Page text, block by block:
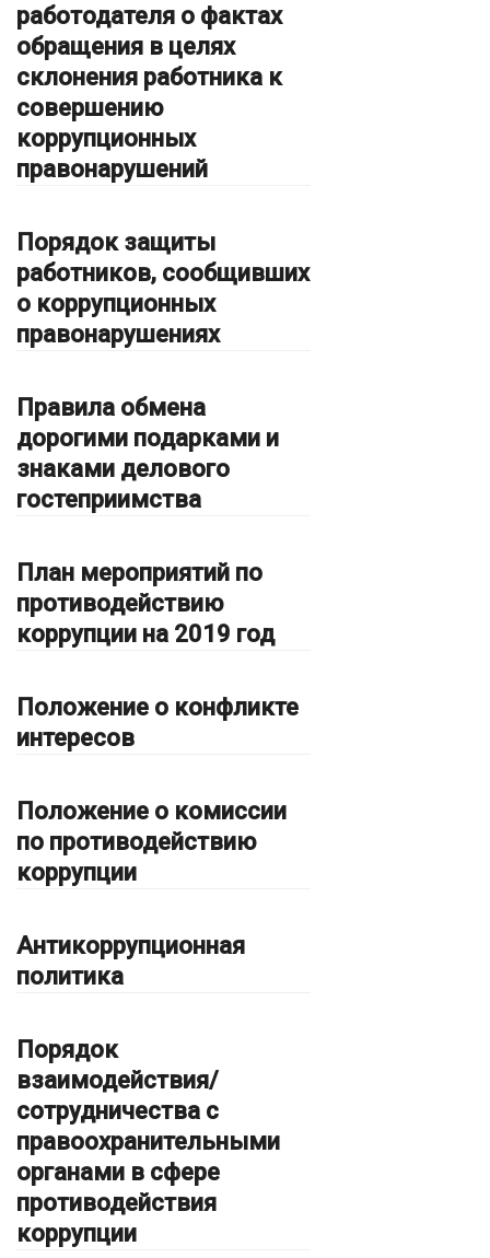
работодателя о фактах
обращения в целях
склонения работника к
совершению
коррупционных
правонарушений
Порядок защиты
работников, сообщивших
о коррупционных
правонарушениях
Правила обмена
дорогими подарками и
знаками делового
гостеприимства
План мероприятий по
противодействию
коррупции на 2019 год
Положение о конфликте
интересов
Положение о комиссии
по противодействию
коррупции
Антикоррупционная
политика
Порядок
взаимодействия/
сотрудничества с
правоохранительными
органами в сфере
противодействия
коррупции